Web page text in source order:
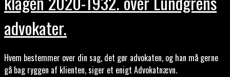
advokater.
Hvem bestemmer over din sag, det gør advokaten, og han må gerne
gå bag ryggen af klienten, siger et enigt Advokatnævn.